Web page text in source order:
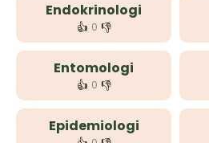
Endokrinologi
👍 0 👎
Entomologi
👍 0 👎
Epidemiologi